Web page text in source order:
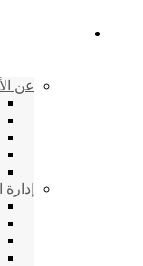
عن
إدارة